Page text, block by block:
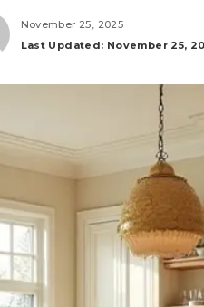
November 25, 2025
Last Updated: November 25,